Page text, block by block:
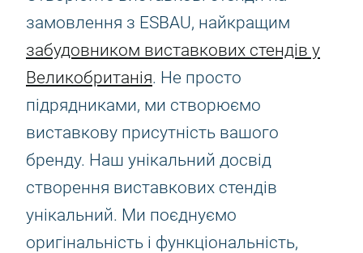
замовлення з ESBAU, найкращим
забудовником виставкових стендів у
Великобританія. Не просто
підрядниками, ми створюємо
виставкову присутність вашого
бренду. Наш унікальний досвід
створення виставкових стендів
унікальний. Ми поєднуємо
оригінальність і функціональність,